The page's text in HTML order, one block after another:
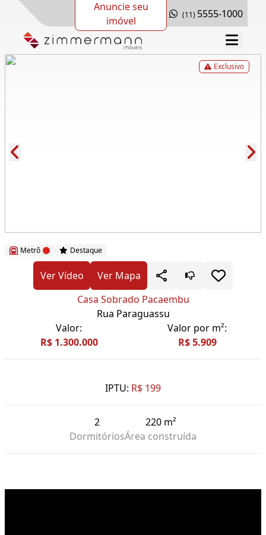
Anuncie seu
imóvel
(11) 5555-1000
Exclusivo
Metrô Destaque
Ver Vídeo
Ver Mapa
Casa Sobrado Pacaembu
Rua Paraguassu
Valor:
R$ 1.300.000
Valor por m²:
R$ 5.909
IPTU: R$ 199
2
Dormitórios
220 m²
Área construída